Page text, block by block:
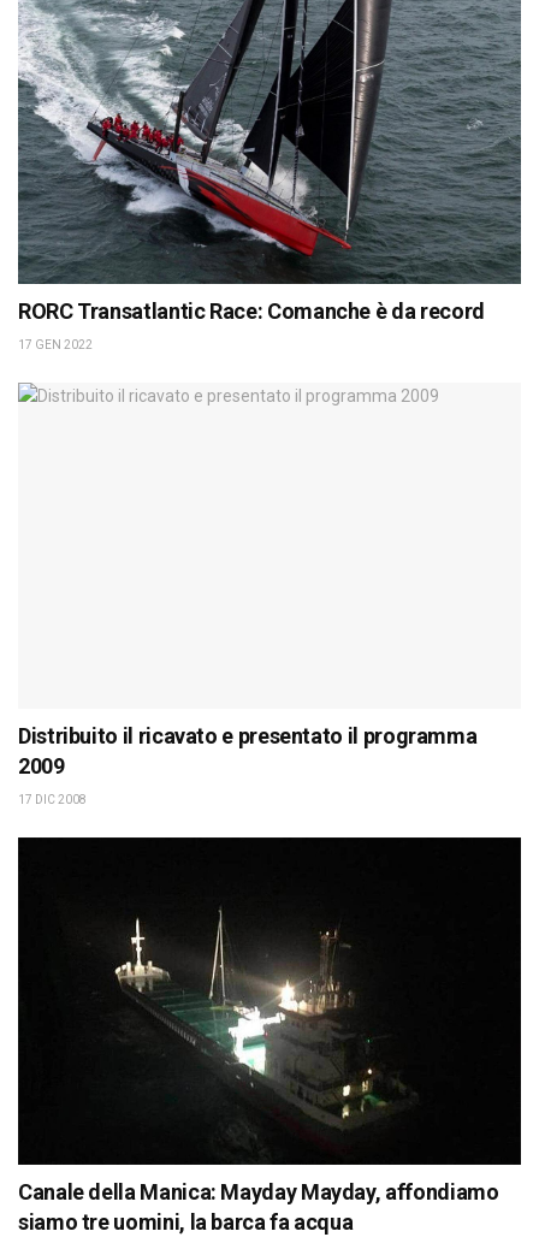
RORC Transatlantic Race: Comanche è da record
17 GEN 2022
Distribuito il ricavato e presentato il programma
2009
17 DIC 2008
Canale della Manica: Mayday Mayday, affondiamo
siamo tre uomini, la barca fa acqua